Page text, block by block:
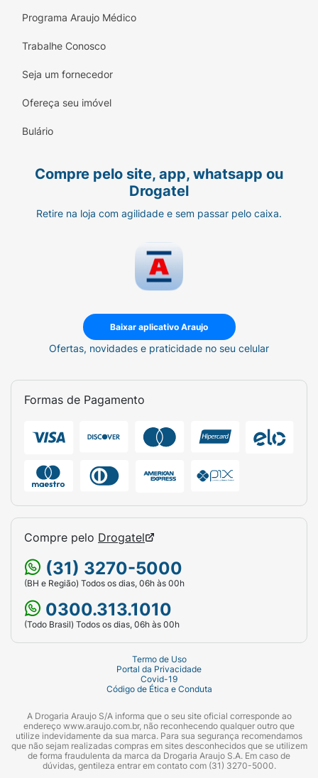
Programa Araujo Médico
Trabalhe Conosco
Seja um fornecedor
Ofereça seu imóvel
Bulário
Compre pelo site, app, whatsapp ou
Drogatel
Retire na loja com agilidade e sem passar pelo caixa.
Baixar aplicativo Araujo
Ofertas, novidades e praticidade no seu celular
Formas de Pagamento
Compre pelo Drogatel
(31) 3270-5000
(BH e Região) Todos os dias, 06h às 00h
0300.313.1010
(Todo Brasil) Todos os dias, 06h às 00h
Termo de Uso
Portal da Privacidade
Covid-19
Código de Ética e Conduta
A Drogaria Araujo S/A informa que o seu site oficial corresponde ao
endereço www.araujo.com.br, não reconhecendo qualquer outro que
utilize indevidamente da sua marca. Para sua segurança recomendamos
que não sejam realizadas compras em sites desconhecidos que se utilizem
de forma fraudulenta da marca da Drogaria Araujo S.A. Em caso de
dúvidas, gentileza entrar em contato com (31) 3270-5000.